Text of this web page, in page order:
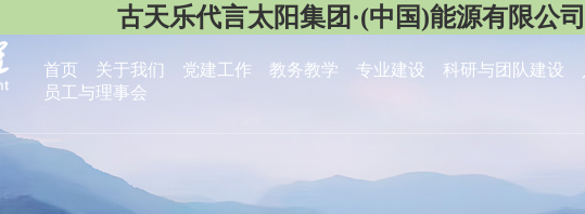
古天乐代言太阳集团·(中国)能源有限公司
首页 关于我们 党建工作 教务教学 专业建设 科研与团队建设
员工与理事会